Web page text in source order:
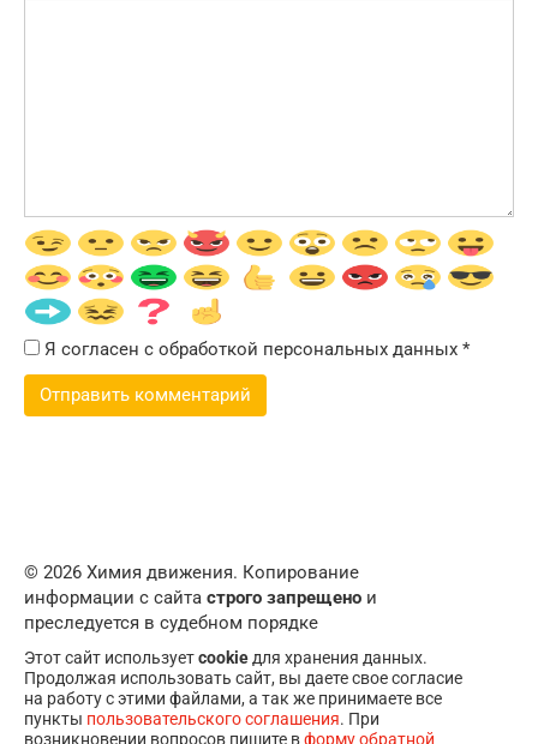
Я согласен с обработкой персональных данных *
© 2026 Химия движения. Копирование
информации с сайта строго запрещено и
преследуется в судебном порядке
Этот сайт используетcookie для хранения данных.
Продолжая использовать сайт, вы даете свое согласие
на работу с этими файлами, а так же принимаете все
пункты пользовательского соглашения. При
возникновении вопросов пишите вформу обратной